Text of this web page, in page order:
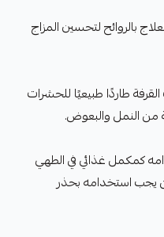
بالروائح لتحسين المزاج
طاردًا طبيعيًا للحشرات
من النمل والبعوض.
كمكمل غذائي في الطهي
يجب استخدامه بحذر